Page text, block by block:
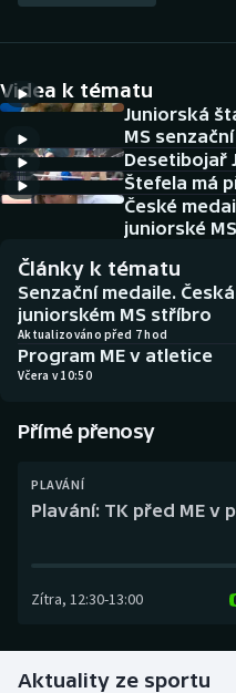
DALŠÍ SPORTY
Americký fotbal
Baseball a softbal
Biatlon
Boby a skeleton
Curling
Dostihy
Futsal
NEPŘEHLÉDNĚTE
Soutěže
Historické návraty
Aplikace ČT sport
AZ kvíz
Videa k tématu
Juniorská
MS
Desetibojař
Štefela má
České
juniorské
Články k tématu
Senzační medaile.
juniorském MS stříbro
Aktualizováno před 7 hod
Program ME v atletice
Včera v 10:50
Přímé přenosy
PLAVÁNÍ
Plavání: TK před ME v
Zítra, 12:30-13:00
Aktuality ze sportu